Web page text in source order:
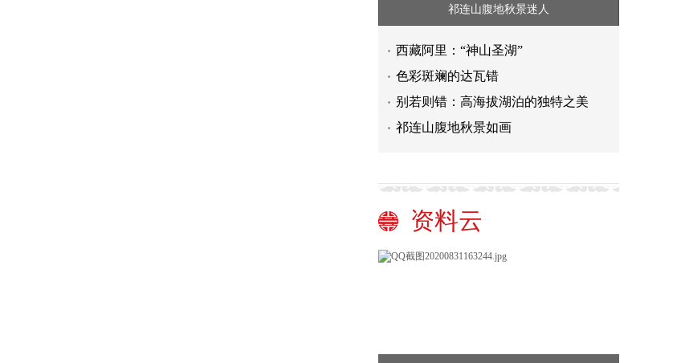
祁连山腹地秋景迷人
西藏阿里：“神山圣湖”
色彩斑斓的达瓦错
别若则错：高海拔湖泊的独特之美
祁连山腹地秋景如画
资料云